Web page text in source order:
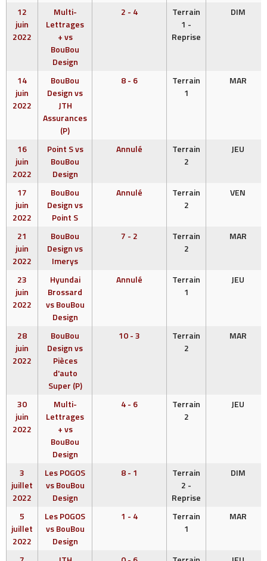
12
juin
2022
Multi-
Lettrages
+ vs
BouBou
Design
2 - 4
Terrain
1 -
Reprise
DIM
14
juin
2022
BouBou
Design vs
JTH
Assurances
(P)
8 - 6
Terrain
1
MAR
16
juin
2022
Point S vs
BouBou
Design
Annulé
Terrain
2
JEU
17
juin
2022
BouBou
Design vs
Point S
Annulé
Terrain
2
VEN
21
juin
2022
BouBou
Design vs
Imerys
7 - 2
Terrain
2
MAR
23
juin
2022
Hyundai
Brossard
vs BouBou
Design
Annulé
Terrain
1
JEU
28
juin
2022
BouBou
Design vs
Pièces
d'auto
Super (P)
10 - 3
Terrain
2
MAR
30
juin
2022
Multi-
Lettrages
+ vs
BouBou
Design
4 - 6
Terrain
2
JEU
3
juillet
2022
Les POGOS
vs BouBou
Design
8 - 1
Terrain
2 -
Reprise
DIM
5
juillet
2022
Les POGOS
vs BouBou
Design
1 - 4
Terrain
1
MAR